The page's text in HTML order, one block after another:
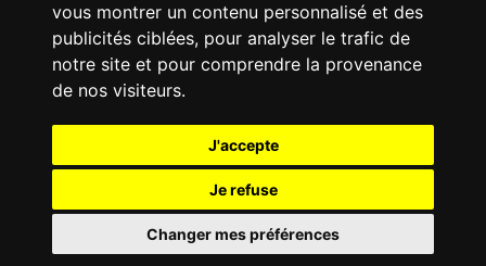
vous montrer un contenu personnalisé et des
publicités ciblées, pour analyser le trafic de
notre site et pour comprendre la provenance
de nos visiteurs.
J'accepte
Je refuse
Changer mes préférences